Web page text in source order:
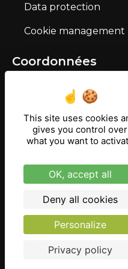
Data protection
Cookie management
Coordonnées
Étang du Stock,
© Domaine de Langatte –
réalisation de
This site uses cookies
gives you control over
what you want to
OK, accept all
Deny all cookies
Personalize
Privacy policy